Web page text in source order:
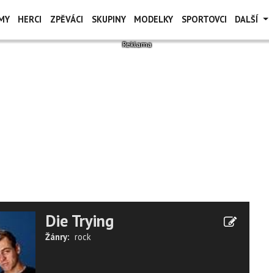
HERCI ZPĚVÁCI SKUPINY MODELKY SPORTOVCI DALŠÍ
Die Trying
Žánry: rock